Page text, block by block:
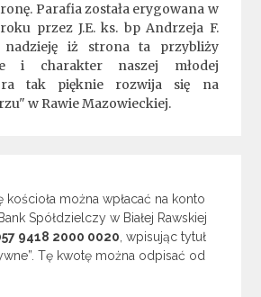
Parafia została erygowana w
roku przez J.E. ks. bp Andrzeja F.
nadzieję iż strona ta przybliży
i charakter naszej młodej
tak pięknie rozwija się na
w Rawie Mazowieckiej.
kościoła można wpłacać na konto
Spółdzielczy w Białej Rawskiej
9418 2000 0020 , wpisując tytuł
Tę kwotę można odpisać od